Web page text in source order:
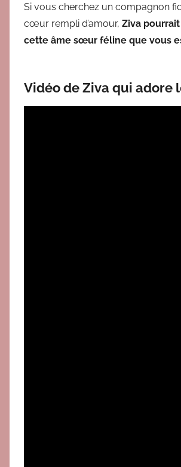
Si vous cherchez un compagnon
cœur rempli d’amour, Ziva
cette âme sœur féline que vous
Vidéo de Ziva qui adore